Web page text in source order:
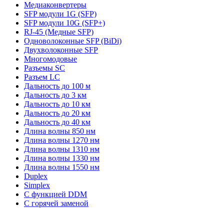
Медиаконвертеры
SFP модули 1G (SFP)
SFP модули 10G (SFP+)
RJ-45 (Медные SFP)
Одноволоконные SFP (BiDi)
Двухволоконные SFP
Многомодовые
Разъемы SC
Разъем LC
Дальность до 100 м
Дальность до 3 км
Дальность до 10 км
Дальность до 20 км
Дальность до 40 км
Длина волны 850 нм
Длина волны 1270 нм
Длина волны 1310 нм
Длина волны 1330 нм
Длина волны 1550 нм
Duplex
Simplex
С функцией DDM
С горячей заменой